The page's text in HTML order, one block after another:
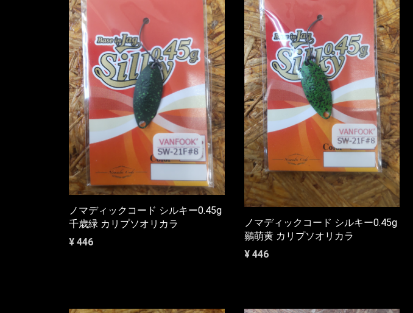
ノマディックコード シルキー0.45g
千歳緑 カリプソオリカラ
¥ 446
ノマディックコード シルキー0.45g
鶸萌黄 カリプソオリカラ
¥ 446